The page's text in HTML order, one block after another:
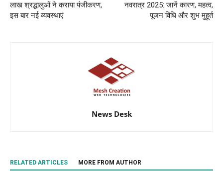
लाख श्रद्धालुओं ने कराया पंजीकरण,
इस बार नई व्यवस्थाएं
नवरात्र 2025: जानें कारण, महत्व,
पूजन विधि और शुभ मुहूर्त
News Desk
RELATED ARTICLES MORE FROM AUTHOR